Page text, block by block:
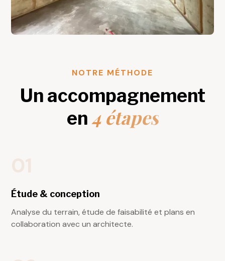
NOTRE MÉTHODE
Un accompagnement
en4 étapes
01
Étude & conception
Analyse du terrain, étude de faisabilité et plans en
collaboration avec un architecte.